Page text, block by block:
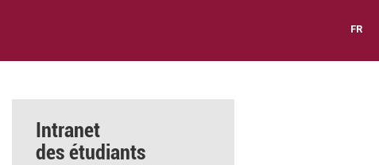
FR
Intranet
des étudiants